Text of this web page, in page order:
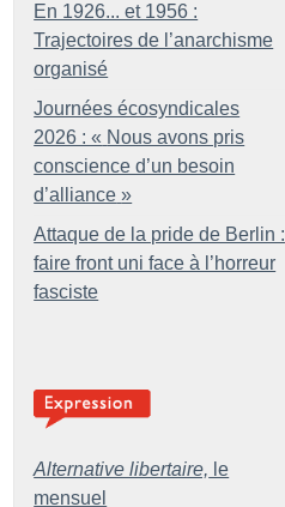
En 1926... et 1956 :
Trajectoires de l’anarchisme
organisé
Journées écosyndicales
2026 : « Nous avons pris
conscience d’un besoin
d’alliance »
Attaque de la pride de Berlin :
faire front uni face à l’horreur
fasciste
Alternative libertaire, le
mensuel